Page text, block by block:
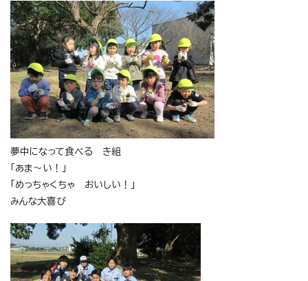
夢中になって食べる き組
「あま～い！」
「めっちゃくちゃ おいしい！」
みんな大喜び